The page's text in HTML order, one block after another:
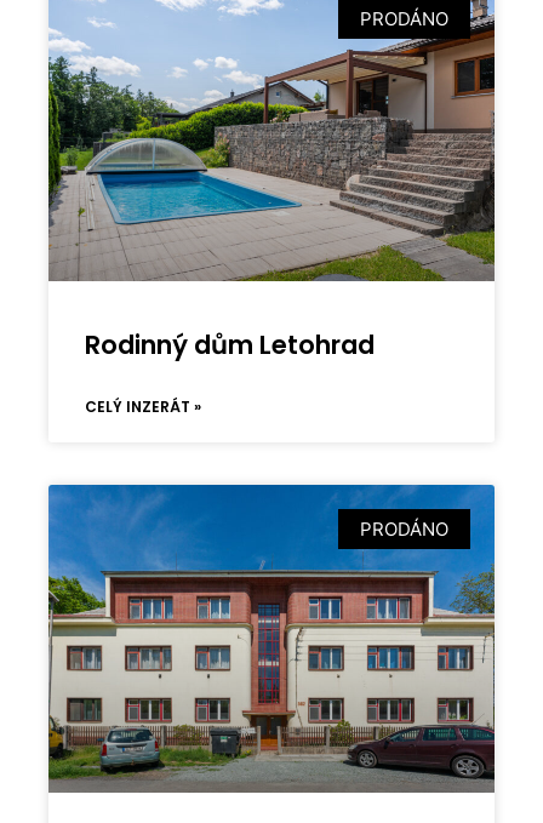
PRODÁNO
Rodinný dům Letohrad
CELÝ INZERÁT »
PRODÁNO